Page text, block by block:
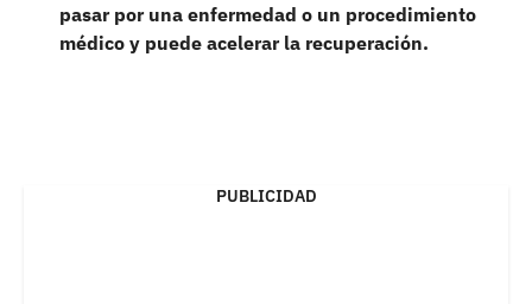
pasar por una enfermedad o un procedimiento
médico y puede acelerar la recuperación.
PUBLICIDAD